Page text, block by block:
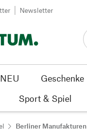
Newsletter
NEU Geschenke
Sport & Spiel
Berliner Manufakturen